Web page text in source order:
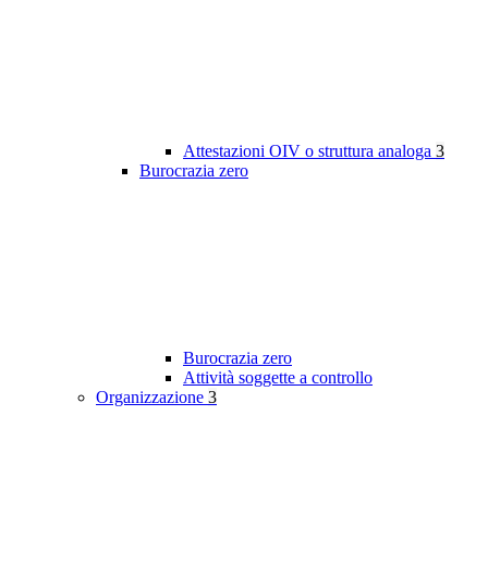
Attestazioni OIV o struttura analoga 3
Burocrazia zero
Burocrazia zero
Attività soggette a controllo
Organizzazione 3